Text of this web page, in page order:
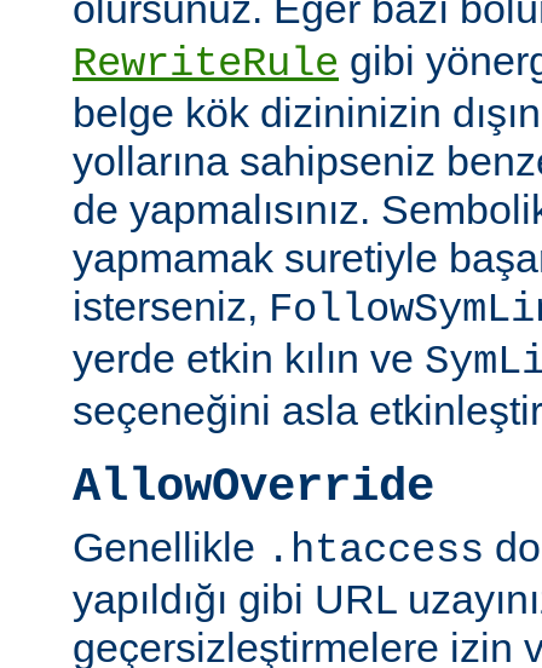
RewriteRule gibi
belge kök dizininizin
yollarına sahipseniz
de yapmalısınız.
yapmamak suretiyle
isterseniz,
yerde etkin kılın ve
seçeneğini asla
AllowOverride
Genellikle .htaccess
yapıldığı gibi URL
geçersizleştirmelere izin